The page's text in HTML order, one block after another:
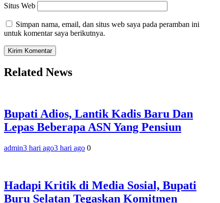
Situs Web
Simpan nama, email, dan situs web saya pada peramban ini
untuk komentar saya berikutnya.
Related News
Bupati Adios, Lantik Kadis Baru Dan
Lepas Beberapa ASN Yang Pensiun
admin3 hari ago3 hari ago 0
Hadapi Kritik di Media Sosial, Bupati
Buru Selatan Tegaskan Komitmen